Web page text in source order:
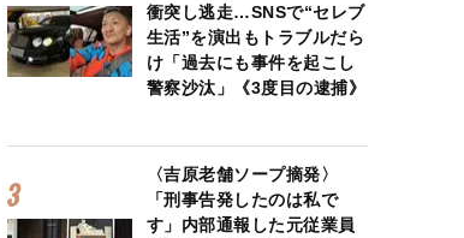
衝突し逃走…SNSで“セレブ
生活”を演出もトラブルだら
け「過去にも事件を起こし
警察沙汰」《3度目の逮捕》
〈吉原老舗ソープ摘発〉
「刑事告発したのは私で
す」内部通報した元従業員